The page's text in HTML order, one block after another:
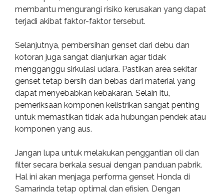
membantu mengurangi risiko kerusakan yang dapat
terjadi akibat faktor-faktor tersebut.
Selanjutnya, pembersihan genset dari debu dan
kotoran juga sangat dianjurkan agar tidak
mengganggu sirkulasi udara. Pastikan area sekitar
genset tetap bersih dan bebas dari material yang
dapat menyebabkan kebakaran. Selain itu,
pemeriksaan komponen kelistrikan sangat penting
untuk memastikan tidak ada hubungan pendek atau
komponen yang aus.
Jangan lupa untuk melakukan penggantian oli dan
filter secara berkala sesuai dengan panduan pabrik.
Hal ini akan menjaga performa genset Honda di
Samarinda tetap optimal dan efisien. Dengan